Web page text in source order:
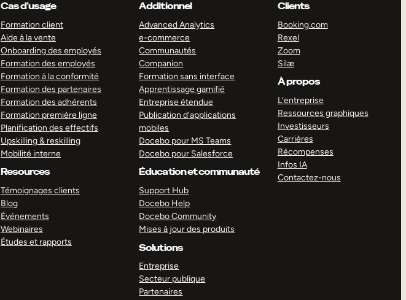
Cas d’usage
Formation client
Aide à la vente
Onboarding des employés
Formation des employés
Formation à la conformité
Formation des partenaires
Formation des adhérents
Formation première ligne
Planification des effectifs
Upskilling & reskilling
Mobilité interne
Resources
Témoignages clients
Blog
Événements
Webinaires
Études et rapports
Additionnel
Advanced Analytics
e-commerce
Communautés
Companion
Formation sans interface
Apprentissage gamifié
Entreprise étendue
Publication d’applications
mobiles
Docebo pour MS Teams
Docebo pour Salesforce
Éducation et communauté
Support Hub
Docebo Help
Docebo Community
Mises à jour des produits
Solutions
Entreprise
Secteur publique
Partenaires
Clients
Booking.com
Rexel
Zoom
Silæ
À propos
L’entreprise
Ressources graphiques
Investisseurs
Carrières
Récompenses
Infos IA
Contactez-nous